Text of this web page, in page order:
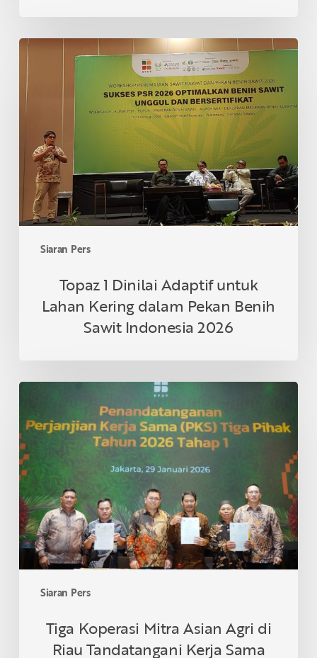
Siaran Pers
Topaz
Dinilai
Adaptif
untuk
Lahan
Kering
dalam
Pekan
Benih
Sawit
Topaz 1 Dinilai Adaptif untuk
Lahan Kering dalam Pekan Benih
Sawit Indonesia 2026
Siaran Pers
Mitra
Asian
Agri
di
Riau
Tandatangani
Kerja
Sama
Program
RakyatTiga Koperasi Mitra Asian Agri di
Riau Tandatangani Kerja Sama